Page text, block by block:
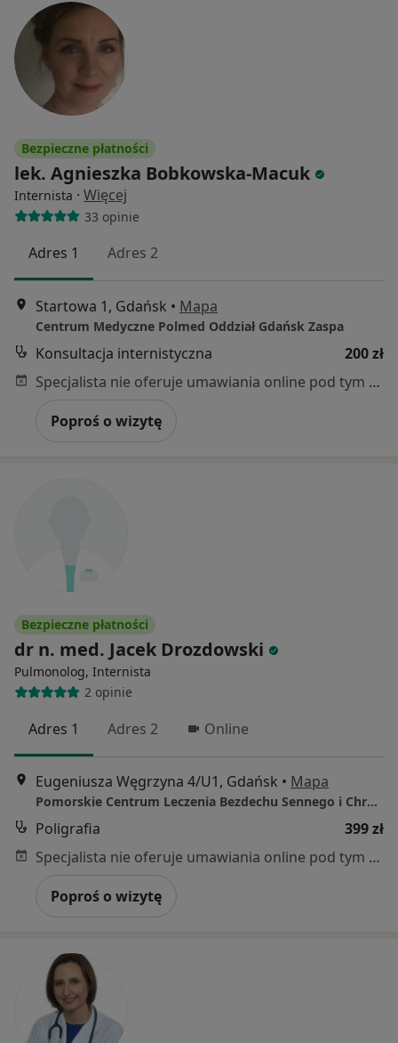
Bezpieczne płatności
lek. Agnieszka Bobkowska-Macuk
Internista · Więcej
33 opinie
Adres 1 Adres 2
Startowa 1, Gdańsk • Mapa
Centrum Medyczne Polmed Oddział Gdańsk Zaspa
Konsultacja internistyczna
200 zł
Specjalista nie oferuje umawiania online pod tym adresem.
Poproś o wizytę
Bezpieczne płatności
dr n. med. Jacek Drozdowski
Pulmonolog, Internista
2 opinie
Adres 1 Adres 2 Online
Eugeniusza Węgrzyna 4/U1, Gdańsk • Mapa
Pomorskie Centrum Leczenia Bezdechu Sennego i Chrapania
Poligrafia
399 zł
Specjalista nie oferuje umawiania online pod tym adresem.
Poproś o wizytę